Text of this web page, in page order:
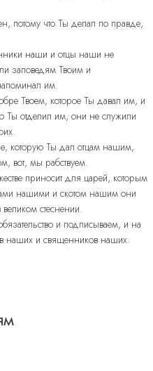
потому что Ты делал по правде,
наши и отцы наши не
заповедям Твоим и
им.
Твоем, которое Ты давал им, и
Ты отделил им, они не служили
которую Ты дал отцам нашим,
вот, мы рабствуем.
приносит для царей, которым
нашими и скотом нашим они
стеснении.
и подписываем, и на
наших и священников наших.